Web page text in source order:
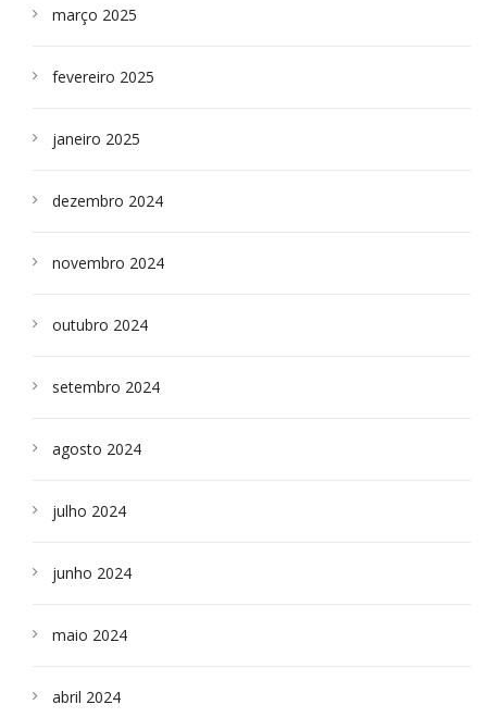
março 2025
fevereiro 2025
janeiro 2025
dezembro 2024
novembro 2024
outubro 2024
setembro 2024
agosto 2024
julho 2024
junho 2024
maio 2024
abril 2024